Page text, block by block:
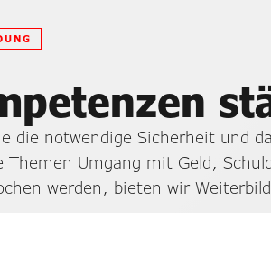
die notwendige Sicherheit und
Themen Umgang mit Geld,
werden, bieten wir